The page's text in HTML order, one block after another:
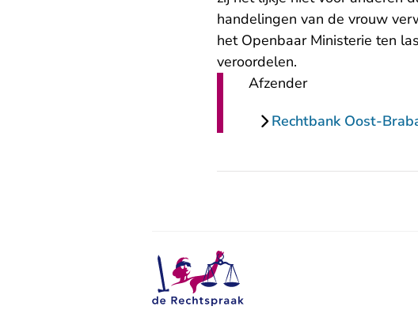
handelingen van de vrouw
het Openbaar Ministerie ten
veroordelen.
Afzender
Rechtbank Oost-